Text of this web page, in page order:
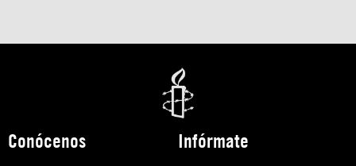
Conócenos Infórmate